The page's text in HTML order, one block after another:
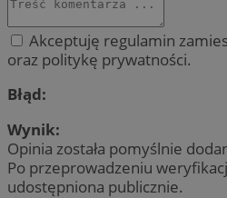
Akceptuję regulamin
oraz politykę prywatności.
Błąd:
Wynik:
Opinia została pomyślnie
Po przeprowadzeniu
udostępniona publicznie.